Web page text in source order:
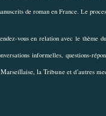
de roman en France. Le
vous en relation avec lethème du
informelles, questions-
la Tribune et d'autres